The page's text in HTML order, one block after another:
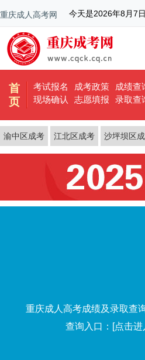
重庆成人高考网 今天是2026年8月7
首
页
考试报名 成考政策 成绩查
现场确认
志愿填报 录取查
渝中区成考 江北区成考
沙坪坝区成
考
重庆成人高考成绩及录取查
查询入口： [点击进